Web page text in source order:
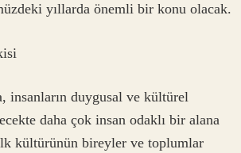
yıllarda önemli bir konu olacak.
insanların duygusal ve kültürel
daha çok insan odaklı bir alana
kültürünün bireyler ve toplumlar